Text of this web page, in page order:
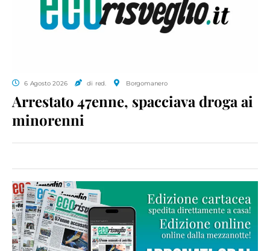
6 Agosto 2026 di red. Borgomanero
Arrestato 47enne, spacciava droga ai
minorenni